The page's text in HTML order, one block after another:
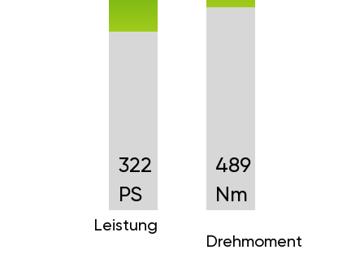
322
PS
Leistung
489
Nm
Drehmoment